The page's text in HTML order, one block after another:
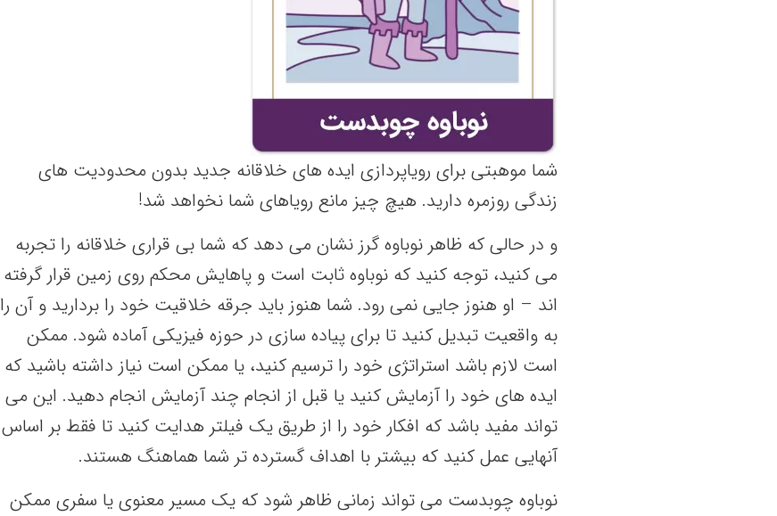
شما موهبتی برای رویاپردازی ایده های خلاقانه جدید بدون محدودیت های
زندگی روزمره دارید. هیچ چیز مانع رویاهای شما نخواهد شد!
و در حالی که ظاهر نوباوه گرز نشان می دهد که شما بی قراری خلاقانه را تجربه
می کنید، توجه کنید که نوباوه ثابت است و پاهایش محکم روی زمین قرار گرفته
اند – او هنوز جایی نمی رود. شما هنوز باید جرقه خلاقیت خود را بردارید و آن را
به واقعیت تبدیل کنید تا برای پیاده سازی در حوزه فیزیکی آماده شود. ممکن
است لازم باشد استراتژی خود را ترسیم کنید، یا ممکن است نیاز داشته باشید که
ایده های خود را آزمایش کنید یا قبل از انجام چند آزمایش انجام دهید. این می
تواند مفید باشد که افکار خود را از طریق یک فیلتر هدایت کنید تا فقط بر اساس
آنهایی عمل کنید که بیشتر با اهداف گسترده تر شما هماهنگ هستند.
نوباوه چوبدست می تواند زمانی ظاهر شود که یک مسیر معنوی یا سفری ممکن